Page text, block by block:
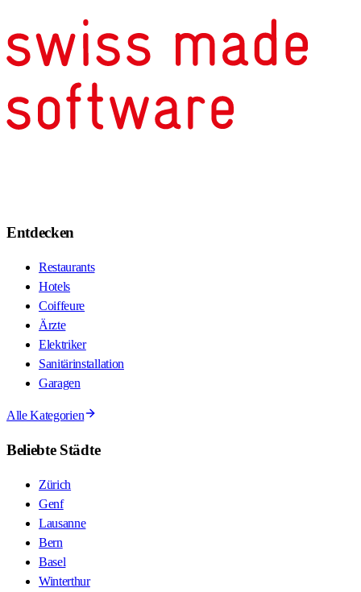
Entdecken
Restaurants
Hotels
Coiffeure
Ärzte
Elektriker
Sanitärinstallation
Garagen
Alle Kategorien
Beliebte Städte
Zürich
Genf
Lausanne
Bern
Basel
Winterthur